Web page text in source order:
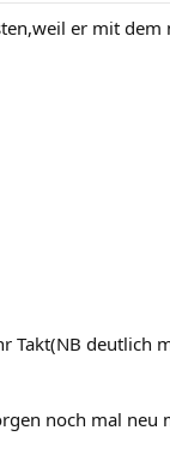
er mit
Takt(NB deutlich
noch mal neu